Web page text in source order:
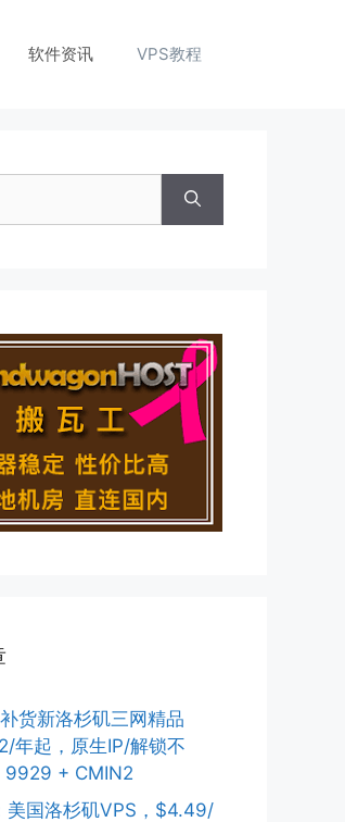
软件资讯 VPS教程
货新洛杉矶三网精品
年起，原生IP/解锁不
9929 + CMIN2
美国洛杉矶VPS，$4.49/